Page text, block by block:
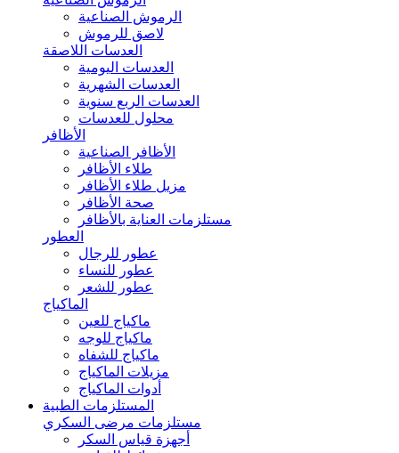
الرموش الصناعية
لاصق للرموش
العدسات اللاصقة
العدسات اليومية
العدسات الشهرية
العدسات الربع سنوية
محلول للعدسات
الأظافر
الأظافر الصناعية
طلاء الأظافر
مزيل طلاء الأظافر
صحة الأظافر
مستلزمات العناية بالأظافر
العطور
عطور للرجال
عطور للنساء
عطور للشعر
الماكياج
ماكياج للعين
ماكياج للوجه
ماكياج للشفاه
مزيلات الماكياج
أدوات الماكياج
المستلزمات الطبية
مستلزمات مرضى السكري
أجهزة قياس السكر